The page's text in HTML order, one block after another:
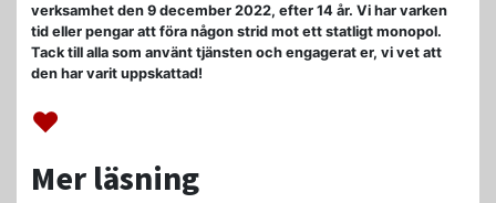
verksamhet den 9 december 2022, efter 14 år. Vi har varken
tid eller pengar att föra någon strid mot ett statligt monopol.
Tack till alla som använt tjänsten och engagerat er, vi vet att
den har varit uppskattad!
♥
Mer läsning